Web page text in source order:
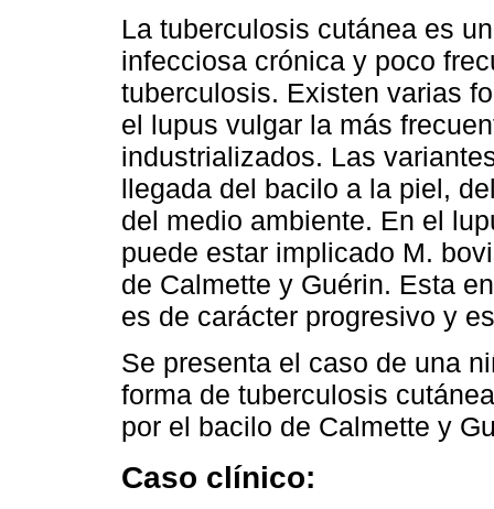
La tuberculosis cutánea es
infecciosa crónica y poco
tuberculosis. Existen varias
el lupus vulgar la más
industrializados. Las
llegada del bacilo a la piel,
del medio ambiente. En el
puede estar implicado M.
de Calmette y Guérin. Esta
es de carácter progresivo y
Se presenta el caso de una
forma de tuberculosis
por el bacilo de Calmette y
Caso clínico: